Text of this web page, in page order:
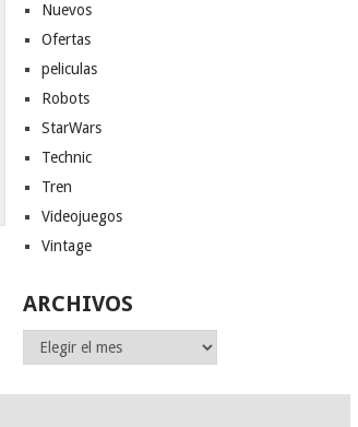
Nuevos
Ofertas
peliculas
Robots
StarWars
Technic
Tren
Videojuegos
Vintage
ARCHIVOS
Archivos